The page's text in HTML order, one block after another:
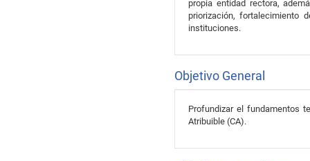
propia entidad rectora,
priorización, fortalecimiento
instituciones.
Objetivo General
Profundizar el fundamentos
Atribuible (CA).